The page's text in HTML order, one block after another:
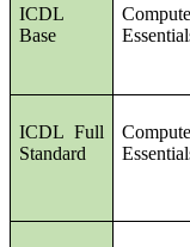
ICDL
Base
ICDL Full
Standard